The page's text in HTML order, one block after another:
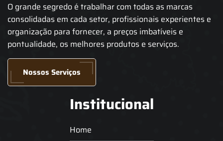
O grande segredo é trabalhar com todas as marcas
consolidadas em cada setor, profissionais experientes e
organização para fornecer, a preços imbatíveis e
pontualidade, os melhores produtos e serviços.
Nossos Serviços
Institucional
Home